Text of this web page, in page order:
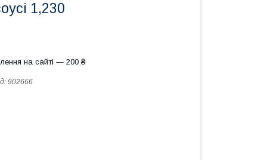
1,230
на сайті — 200 ₴
902666